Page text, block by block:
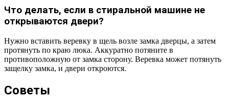
Что делать, если в стиральной машине не
открываются двери?
Нужно вставить веревку в щель возле замка дверцы, а затем
протянуть по краю люка. Аккуратно потяните в
противоположную от замка сторону. Веревка может потянуть
защелку замка, и двери откроются.
Советы